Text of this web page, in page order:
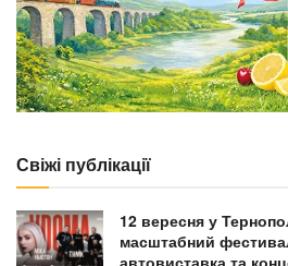
Свіжі публікації
12 вересня у
масштабний
автовиставка та